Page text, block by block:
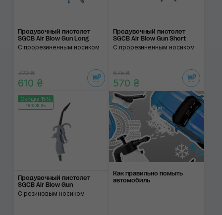
Продувочный пистолет
SGCB Air Blow Gun Long
С прорезиненным носиком
720 ₴
610 ₴
Продувочный пистолет
SGCB Air Blow Gun Short
С прорезиненным носиком
675 ₴
570 ₴
Скидка 15%
169:08:34
Продувочный пистолет
SGCB Air Blow Gun
C резиновым носиком
Как правильно помыть
автомобиль